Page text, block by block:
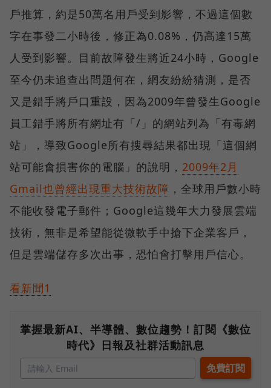
戶推算，約是50萬名用戶受到影響，不過這個數
字在事發二小時後，修正為0.08%，仍高達15萬
人受到影響。目前故障發生將近24小時，Google
至今仍未追查出問題何在，網友紛紛猜測，是否
又是錯手將戶口重設，因為2009年曾發生Google
員工錯手將所有網址有「/」的網站列為「有毒網
站」，導致Google所有搜尋結果都出現「這個網
站可能會損害你的電腦」的說明， 2009年2月
Gmail也曾經出現重大技術故障 ，全球用戶數小時
不能收發電子郵件；Google這幾年大力發展雲端
技術，無非是希望能從微軟手中搶下企業客戶，
但是雲端儲存多次出事，恐怕會打擊用戶信心。
看新聞1
掌握最新AI、半導體、數位趨勢！訂閱《數位
時代》日報及社群活動訊息